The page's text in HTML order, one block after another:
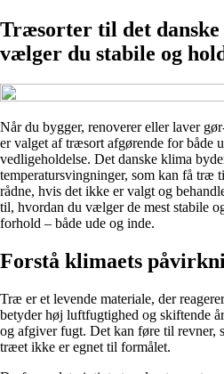
Træsorter til det danske
vælger du stabile og
Når du bygger, renoverer eller laver
er valget af træsort afgørende for både
vedligeholdelse. Det danske klima
temperatursvingninger, som kan få træ
rådne, hvis det ikke er valgt og
til, hvordan du vælger de mest stabile
forhold – både ude og inde.
Forstå klimaets
Træ er et levende materiale, der
betyder høj luftfugtighed og skiftende
og afgiver fugt. Det kan føre til revner,
træet ikke er egnet til formålet.